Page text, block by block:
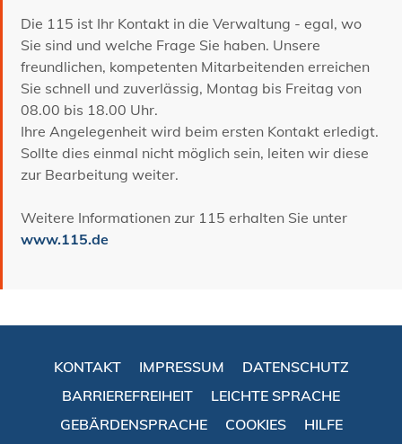
Die 115 ist Ihr Kontakt in die Verwaltung - egal, wo
Sie sind und welche Frage Sie haben. Unsere
freundlichen, kompetenten Mitarbeitenden erreichen
Sie schnell und zuverlässig, Montag bis Freitag von
08.00 bis 18.00 Uhr.
Ihre Angelegenheit wird beim ersten Kontakt erledigt.
Sollte dies einmal nicht möglich sein, leiten wir diese
zur Bearbeitung weiter.
Weitere Informationen zur 115 erhalten Sie unter
www.115.de
KONTAKT IMPRESSUM
DATENSCHUTZ
BARRIEREFREIHEIT
LEICHTE SPRACHE
GEBÄRDENSPRACHE
COOKIES HILFE